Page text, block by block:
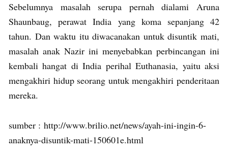
Sebelumnya masalah serupa pernah dialami Aruna
Shaunbaug, perawat India yang koma sepanjang 42
tahun. Dan waktu itu diwacanakan untuk disuntik mati,
masalah anak Nazir ini menyebabkan perbincangan ini
kembali hangat di India perihal Euthanasia, yaitu aksi
mengakhiri hidup seorang untuk mengakhiri penderitaan
mereka.
sumber : http://www.brilio.net/news/ayah-ini-ingin-6-
anaknya-disuntik-mati-150601e.html